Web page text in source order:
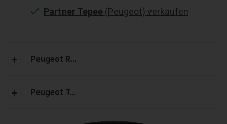
Partner Tepee (Peugeot) verkaufen
Peugeot R...
Peugeot T...